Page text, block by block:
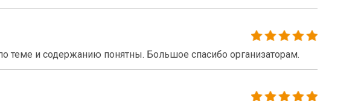
теме и содержанию понятны. Большое спасибо организаторам.